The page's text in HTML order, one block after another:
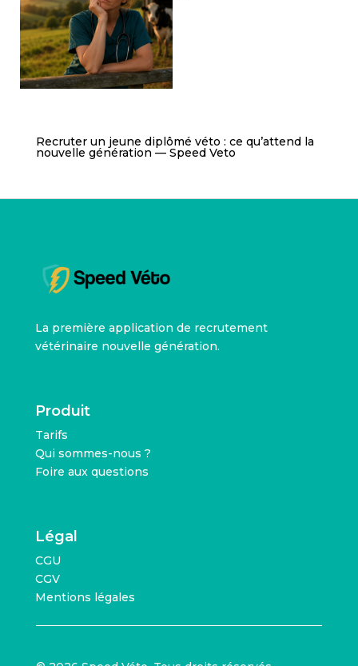
Recruter un jeune diplômé véto : ce qu’attend la
nouvelle génération — Speed Veto
La première application de recrutement
vétérinaire nouvelle génération.
Produit
Tarifs
Qui sommes-nous ?
Foire aux questions
Légal
CGU
CGV
Mentions légales